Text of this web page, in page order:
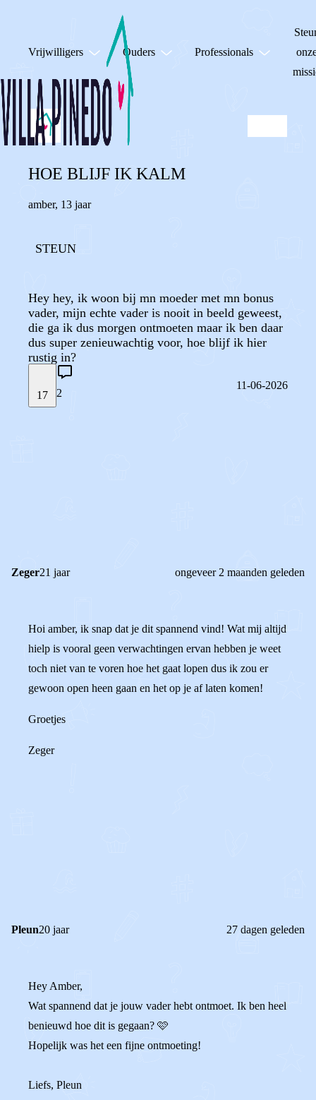
Vrijwilligers Ouders Professionals
HOE BLIJF IK KALM
amber, 13 jaar
STEUN
Hey hey, ik woon bij mn moeder met mn bonus
vader, mijn echte vader is nooit in beeld geweest,
die ga ik dus morgen ontmoeten maar ik ben daar
dus super zenieuwachtig voor, hoe blijf ik hier
rustig in?
17 2
11-06-2026
Zeger21 jaar ongeveer 2 maanden geleden
Hoi amber, ik snap dat je dit spannend vind! Wat mij altijd
hielp is vooral geen verwachtingen ervan hebben je weet
toch niet van te voren hoe het gaat lopen dus ik zou er
gewoon open heen gaan en het op je af laten komen!
Groetjes
Zeger
Pleun20 jaar 27 dagen geleden
Hey Amber,
Wat spannend dat je jouw vader hebt ontmoet. Ik ben heel
benieuwd hoe dit is gegaan? 🩷
Hopelijk was het een fijne ontmoeting!
Liefs, Pleun